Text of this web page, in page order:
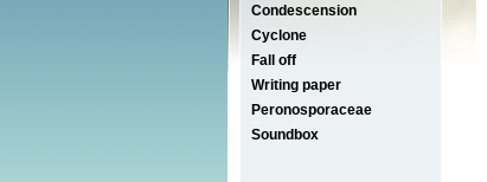
Condescension
Cyclone
Fall off
Writing paper
Peronosporaceae
Soundbox